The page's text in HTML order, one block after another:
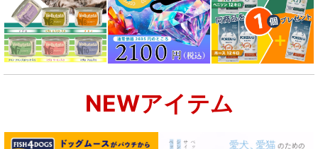
NEWアイテム